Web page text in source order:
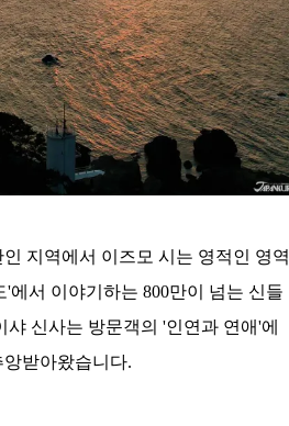
지역에서 이즈모 시는 영적인 영역
서 이야기하는 800만이 넘는 신들
신사는 방문객의 '인연과 연애'에
받아왔습니다.